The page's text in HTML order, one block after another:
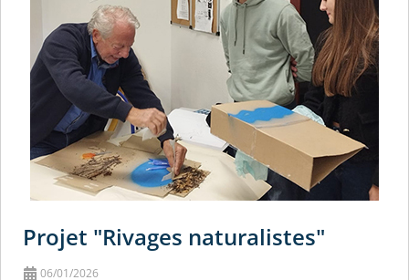
Projet "Rivages naturalistes"
06/01/2026